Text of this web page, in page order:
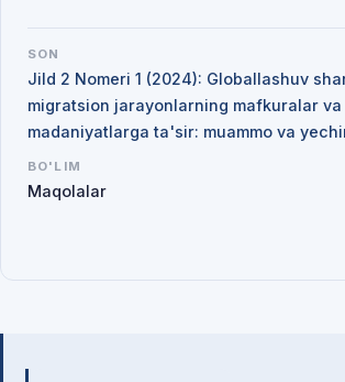
Mualliflar
SON
Jild 2 Nomeri 1 (2024): Globallashuv
migratsion jarayonlarning mafkuralar va
madaniyatlarga ta'sir: muammo va
BO'LIM
Maqolalar